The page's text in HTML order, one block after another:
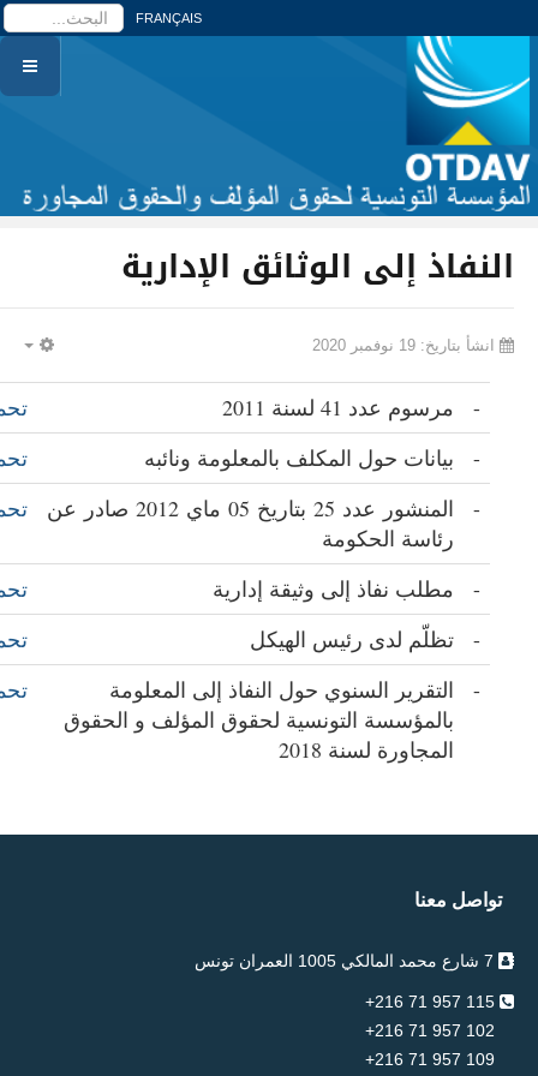
FRANÇAIS
النفاذ إلى الوثائق الإدارية
انشأ بتاريخ: 19 نوفمبر 2020
- مرسوم عدد 41 لسنة 2011
-
بيانات حول المكلف بالمعلومة ونائبه
-
المنشور عدد 25 بتاريخ 05 ماي 2012 صادر عن
رئاسة الحكومة
- مطلب نفاذ إلى وثيقة إدارية
-
تظلّم لدى رئيس الهيكل
-
التقرير السنوي حول النفاذ إلى المعلومة
بالمؤسسة التونسية لحقوق المؤلف و الحقوق
المجاورة لسنة 2018
تواصل معنا